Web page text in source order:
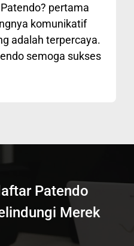
pertama
komunikatif
adalah terpercaya.
semoga sukses
Patendo
Merek